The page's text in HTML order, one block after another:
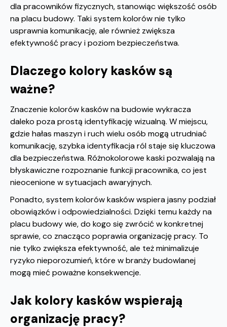
dla pracowników fizycznych, stanowiąc większość osób
na placu budowy. Taki system kolorów nie tylko
usprawnia komunikację, ale również zwiększa
efektywność pracy i poziom bezpieczeństwa.
Dlaczego kolory kasków są
ważne?
Znaczenie kolorów kasków na budowie wykracza
daleko poza prostą identyfikację wizualną. W miejscu,
gdzie hałas maszyn i ruch wielu osób mogą utrudniać
komunikację, szybka identyfikacja ról staje się kluczowa
dla bezpieczeństwa. Różnokolorowe kaski pozwalają na
błyskawiczne rozpoznanie funkcji pracownika, co jest
nieocenione w sytuacjach awaryjnych.
Ponadto, system kolorów kasków wspiera jasny podział
obowiązków i odpowiedzialności. Dzięki temu każdy na
placu budowy wie, do kogo się zwrócić w konkretnej
sprawie, co znacząco poprawia organizację pracy. To
nie tylko zwiększa efektywność, ale też minimalizuje
ryzyko nieporozumień, które w branży budowlanej
mogą mieć poważne konsekwencje.
Jak kolory kasków wspierają
organizację pracy?